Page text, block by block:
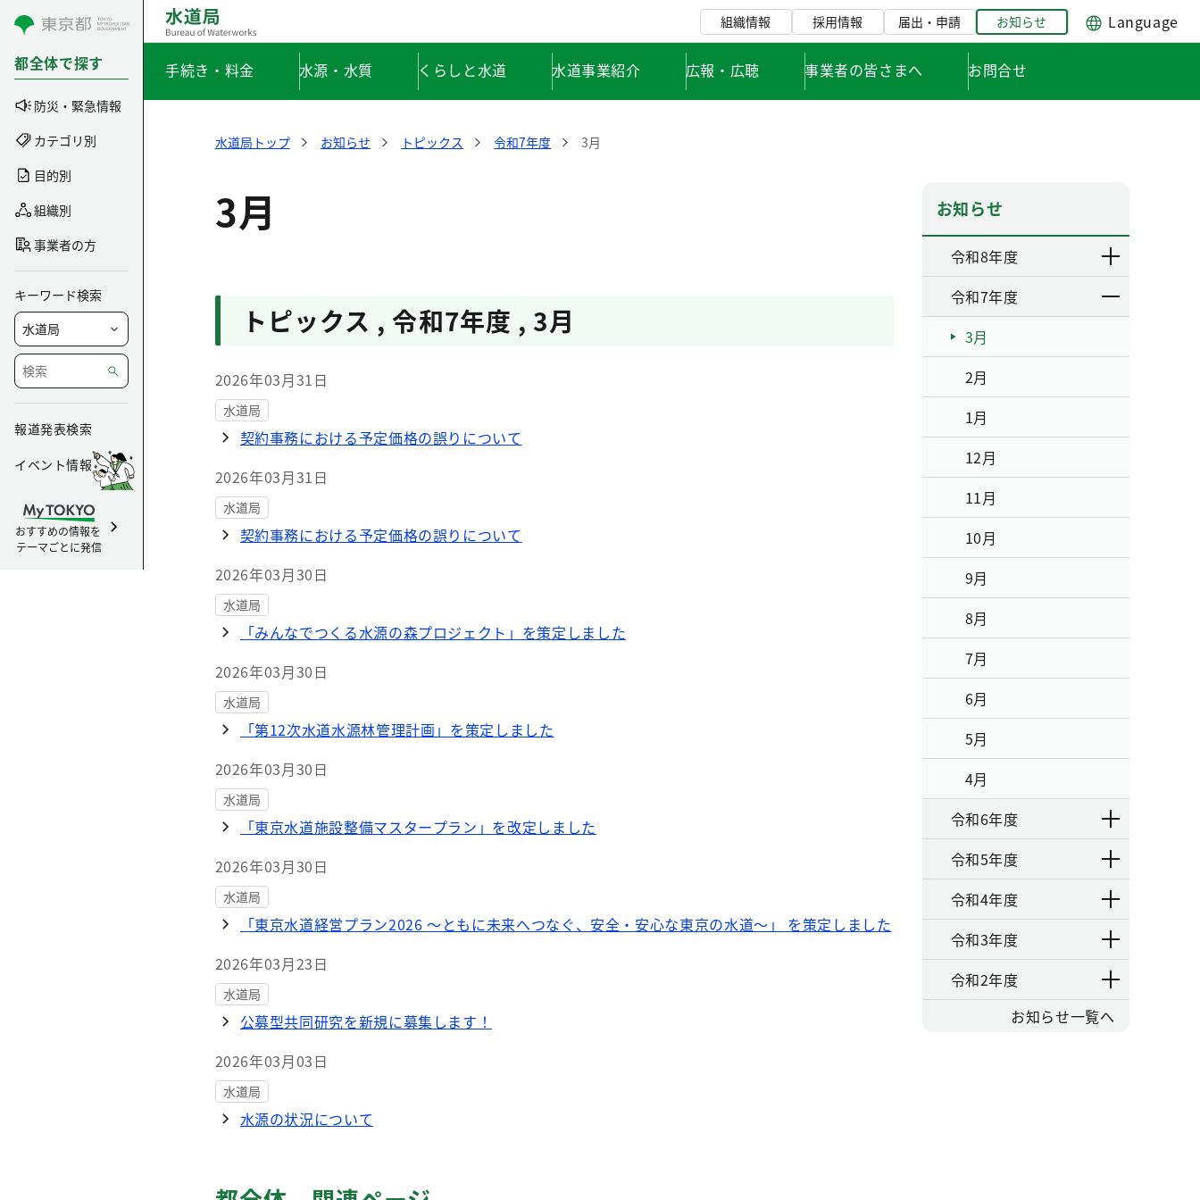
コンテンツにスキップ
都全体で探す
防災・緊急情報
カテゴリ別
目的別
組織別
事業者の方
キーワード検索
報道発表検索
イベント情報
おすすめの情報を
テーマごとに発信
組織情報 採用情報 届出・申請 お知らせ Language
手続き・料金 水源・水質 くらしと水道 水道事業紹介 広報・広聴 事業者の皆さまへ お問合せ
水道局トップ お知らせ トピックス 令和7年度 3月
3月
トピックス , 令和7年度 , 3月
2026年03月31日
水道局
契約事務における予定価格の誤りについて
2026年03月31日
水道局
契約事務における予定価格の誤りについて
2026年03月30日
水道局
「みんなでつくる水源の森プロジェクト」を策定しました
2026年03月30日
水道局
「第12次水道水源林管理計画」を策定しました
2026年03月30日
水道局
「東京水道施設整備マスタープラン」を改定しました
2026年03月30日
水道局
「東京水道経営プラン2026 ～ともに未来へつなぐ、安全・安心な東京の水道～」 を策定しました
2026年03月23日
水道局
公募型共同研究を新規に募集します！
2026年03月03日
水道局
水源の状況について
お知らせ
令和8年度
令和7年度
3月
2月
1月
12月
11月
10月
9月
8月
7月
6月
5月
4月
令和6年度
令和5年度
令和4年度
令和3年度
令和2年度
お知らせ一覧へ